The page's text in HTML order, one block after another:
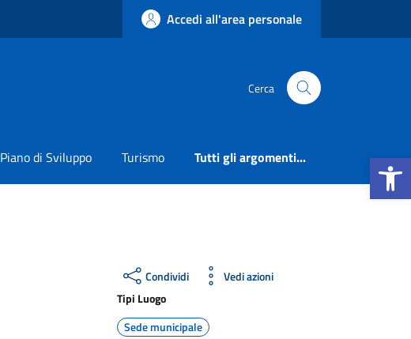
Apri la
Accedi all'area personale
Cerca
Piano di Sviluppo Turismo Tutti gli argomenti...
Condividi
Vedi azioni
Tipi Luogo
Sede municipale